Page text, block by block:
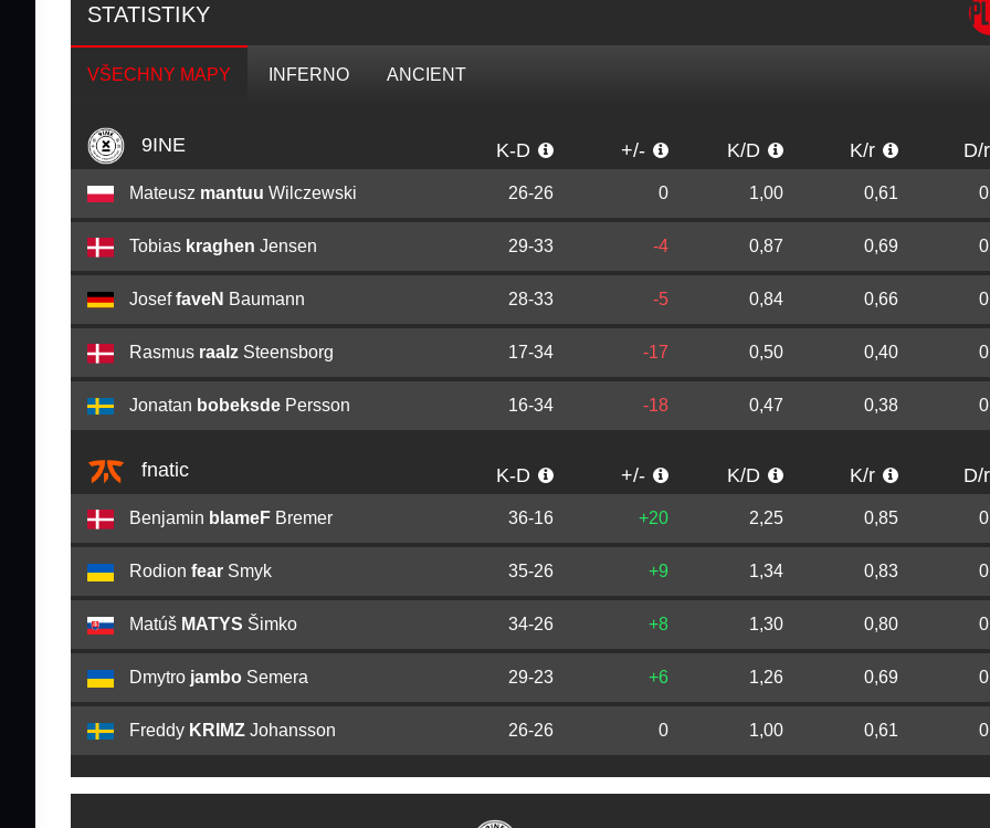
STATISTIKY
VŠECHNY MAPY INFERNO ANCIENT
9INE K-D +/- K/D K/r
Mateusz mantuu Wilczewski 26-26 0 1,00 0,61
Tobias kraghen Jensen 29-33 -4 0,87 0,69
Josef faveN Baumann 28-33 -5 0,84 0,66
Rasmus raalz Steensborg 17-34 -17 0,50 0,40
Jonatan bobeksde Persson 16-34 -18 0,47 0,38
fnatic K-D +/- K/D K/r
Benjamin blameF Bremer 36-16 +20 2,25 0,85
Rodion fear Smyk 35-26 +9 1,34 0,83
Matúš MATYS Šimko 34-26 +8 1,30 0,80
Dmytro jambo Semera 29-23 +6 1,26 0,69
Freddy KRIMZ Johansson 26-26 0 1,00 0,61